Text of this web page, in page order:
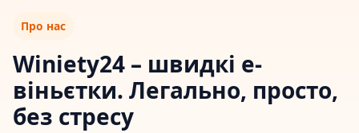
Про нас
Winiety24 – швидкі е-
віньєтки. Легально, просто,
без стресу